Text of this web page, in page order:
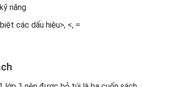
năng
các dấu hiệu>, <, =